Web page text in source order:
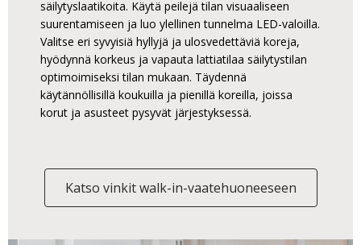
säilytyslaatikoita. Käytä peilejä tilan visuaaliseen
suurentamiseen ja luo ylellinen tunnelma LED-valoilla.
Valitse eri syvyisiä hyllyjä ja ulosvedettäviä koreja,
hyödynnä korkeus ja vapauta lattiatilaa säilytystilan
optimoimiseksi tilan mukaan. Täydennä
käytännöllisillä koukuilla ja pienillä koreilla, joissa
korut ja asusteet pysyvät järjestyksessä.
Katso vinkit walk-in-vaatehuoneeseen